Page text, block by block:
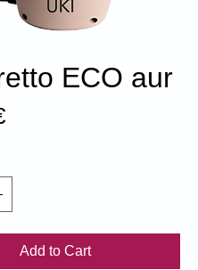
ECO aur
Price
Add to Cart